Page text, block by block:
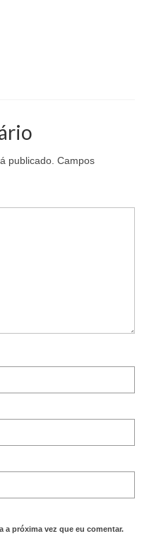
publicado. Campos
a próxima vez que eu comentar.